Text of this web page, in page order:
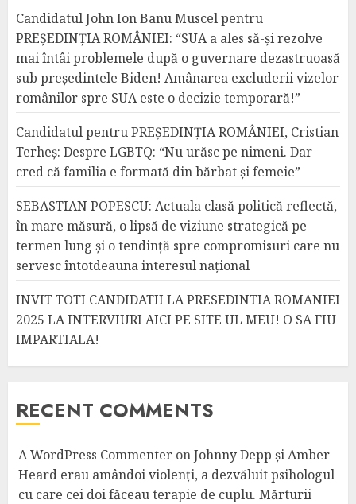
Candidatul John Ion Banu Muscel pentru
PREȘEDINȚIA ROMÂNIEI: “SUA a ales să-și rezolve
mai întâi problemele după o guvernare dezastruoasă
sub președintele Biden! Amânarea excluderii vizelor
românilor spre SUA este o decizie temporară!”
Candidatul pentru PREȘEDINȚIA ROMÂNIEI, Cristian
Terheș: Despre LGBTQ: “Nu urăsc pe nimeni. Dar
cred că familia e formată din bărbat și femeie”
SEBASTIAN POPESCU: Actuala clasă politică reflectă,
în mare măsură, o lipsă de viziune strategică pe
termen lung și o tendință spre compromisuri care nu
servesc întotdeauna interesul național
INVIT TOTI CANDIDATII LA PRESEDINTIA ROMANIEI
2025 LA INTERVIURI AICI PE SITE UL MEU! O SA FIU
IMPARTIALA!
RECENT COMMENTS
A WordPress Commenter onJohnny Depp și Amber
Heard erau amândoi violenți, a dezvăluit psihologul
cu care cei doi făceau terapie de cuplu. Mărturii